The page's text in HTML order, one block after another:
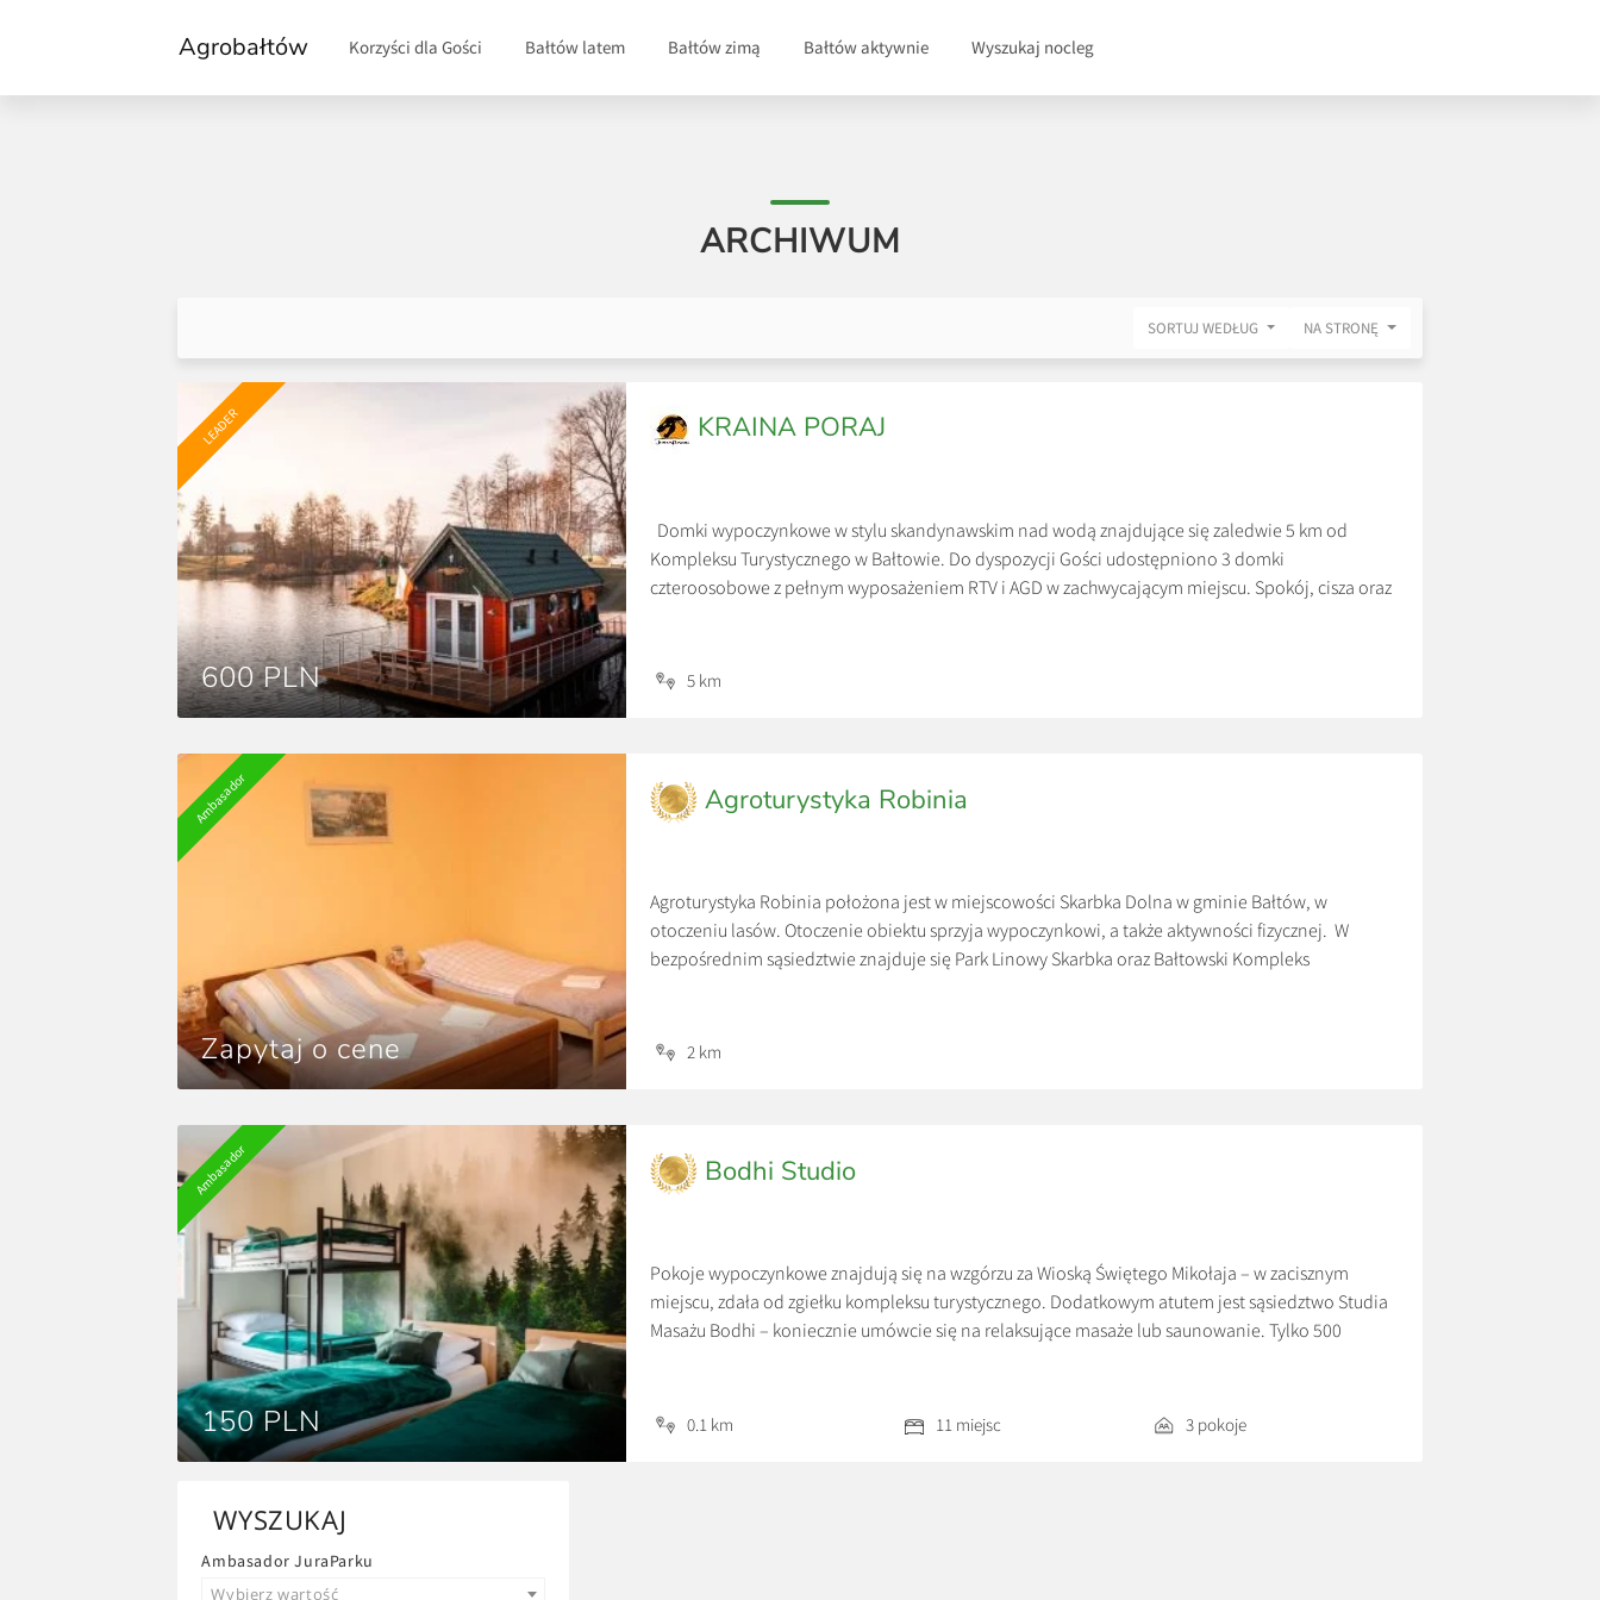
Agrobałtów Korzyści dla Gości Bałtów latem Bałtów zimą Bałtów aktywnie Wyszukaj nocleg
ARCHIWUM
SORTUJ WEDŁUG NA STRONĘ
LEADER
600 PLN
KRAINA PORAJ
Domki wypoczynkowe w stylu skandynawskim nad wodą znajdujące się zaledwie 5 km od
Kompleksu Turystycznego w Bałtowie. Do dyspozycji Gości udostępniono 3 domki
czteroosobowe z pełnym wyposażeniem RTV i AGD w zachwycającym miejscu. Spokój, cisza oraz
5 km
Ambasador
Zapytaj o cene
Agroturystyka Robinia
Agroturystyka Robinia położona jest w miejscowości Skarbka Dolna w gminie Bałtów, w
otoczeniu lasów. Otoczenie obiektu sprzyja wypoczynkowi, a także aktywności fizycznej. W
bezpośrednim sąsiedztwie znajduje się Park Linowy Skarbka oraz Bałtowski Kompleks
2 km
Ambasador
150 PLN
Bodhi Studio
Pokoje wypoczynkowe znajdują się na wzgórzu za Wioską Świętego Mikołaja – w zacisznym
miejscu, zdała od zgiełku kompleksu turystycznego. Dodatkowym atutem jest sąsiedztwo Studia
Masażu Bodhi – koniecznie umówcie się na relaksujące masaże lub saunowanie. Tylko 500
0.1 km 11 miejsc 3 pokoje
WYSZUKAJ
Ambasador JuraParku
Wybierz wartość